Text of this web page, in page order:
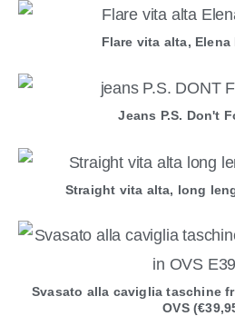
Flare vita alta, Elena
Jeans P.S. Don't
Straight vita alta, long
Svasato alla caviglia taschine
OVS